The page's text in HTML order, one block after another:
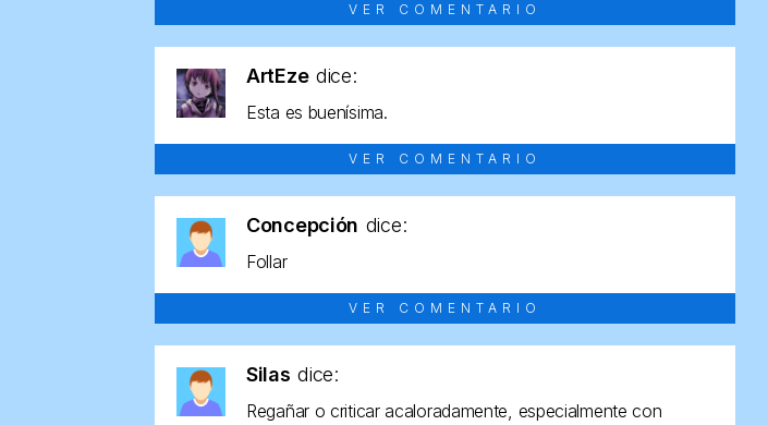
VER COMENTARIO
ArtEze dice:
Esta es buenísima.
VER COMENTARIO
Concepción dice:
Follar
VER COMENTARIO
Silas dice:
Regañar o criticar acaloradamente, especialmente con